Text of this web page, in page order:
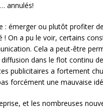
annulés!
: émerger ou plutôt profiter
! On a pu le voir, certains
Cela a peut-être
dans le flot continu de
publicitaires a fortement
forcément une mauvaise
et les nombreuses